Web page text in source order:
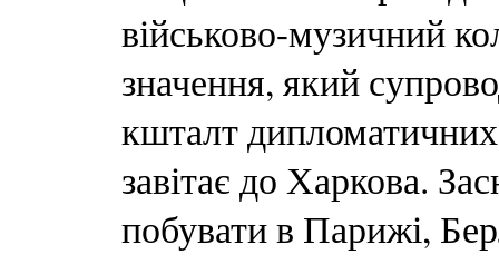
військово-музичний
значення, який
кшталт
завітає до Харкова.
побувати в Парижі,